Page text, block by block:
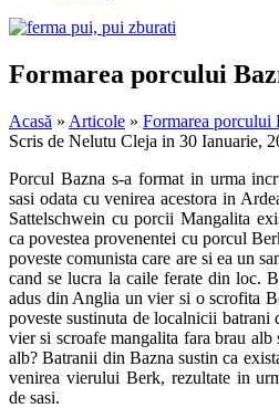
Formarea porcului
Acasă » Articole » Formarea porcului
Scris de Nelutu Cleja in 30 Ianuarie,
Porcul Bazna s-a format in urma
sasi odata cu venirea acestora in
Sattelschwein cu porcii Mangalita
ca povestea provenentei cu porcul
poveste comunista care are si ea un
cand se lucra la caile ferate din loc.
adus din Anglia un vier si o scrofita
poveste sustinuta de localnicii
vier si scroafe mangalita fara brau
alb? Batranii din Bazna sustin ca
venirea vierului Berk, rezultate in
de sasi.